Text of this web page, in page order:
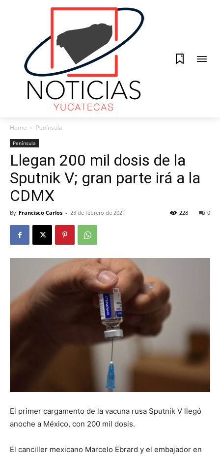
0
Home Península
Península
Llegan 200 mil dosis de la
Sputnik V; gran parte irá a la
CDMX
By Francisco Carlos - 23 de febrero de 2021 0
228
El primer cargamento de la vacuna rusa Sputnik V llegó
anoche a México, con 200 mil dosis.
El canciller mexicano Marcelo Ebrard y el embajador en